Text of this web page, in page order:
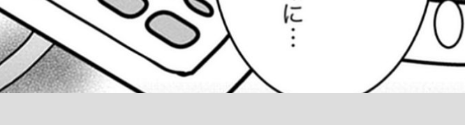
「最悪の空気のまま解散」WBC日本代表“敗戦”の真実 選手が明かす...